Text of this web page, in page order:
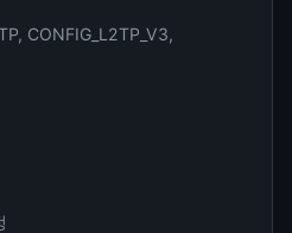
CONFIG_L2TP_V3,